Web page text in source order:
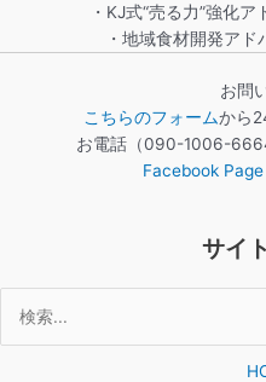
・KJ式“売る力”強化ア
・地域食材開発アド
お問
こちらのフォームから
お電話（090-1006-
Facebook
サイ
索